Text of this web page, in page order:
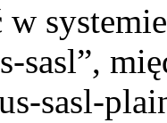
sasl”,
sasl-